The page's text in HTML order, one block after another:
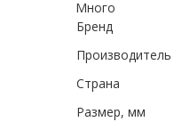
Много
Бренд
Производитель
Страна
Размер, мм